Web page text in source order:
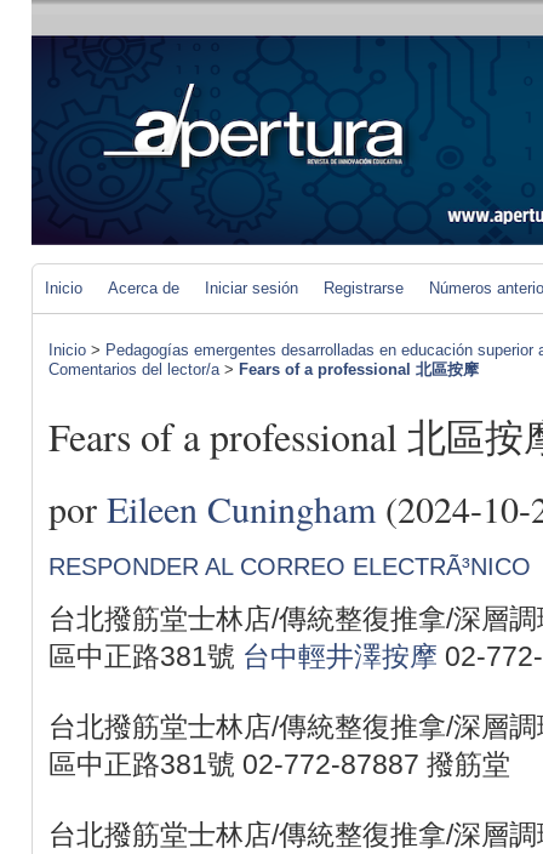
Inicio Acerca de Iniciar sesión Registrarse Números
Inicio > Pedagogías emergentes desarrolladas en educación
Comentarios del lector/a> Fears of a professional 北區按摩
Fears of a professional 北區按
por Eileen Cuningham (2024-10-
RESPONDER AL CORREO ELECTRÃ³NICO
台北撥筋堂士林店/傳統整復推拿/深層
區中正路381號 台中輕井澤按摩 02-
台北撥筋堂士林店/傳統整復推拿/深層
區中正路381號 02-772-87887 撥筋堂
台北撥筋堂士林店/傳統整復推拿/深層